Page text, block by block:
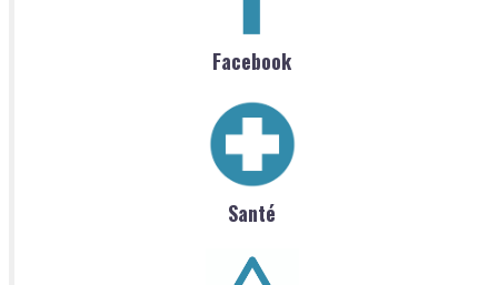
Facebook
Santé